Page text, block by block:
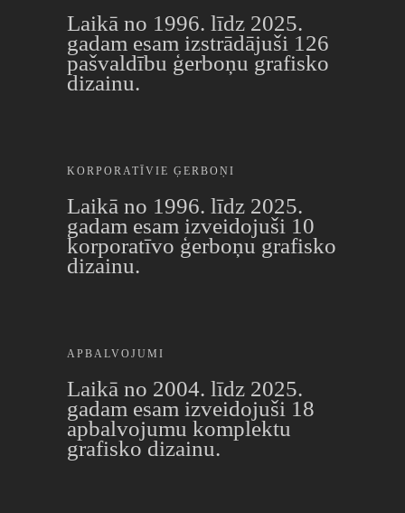
Laikā no 1996. līdz 2025.
gadam esam izstrādājuši 126
pašvaldību ģerboņu grafisko
dizainu.
KORPORATĪVIE ĢERBOŅI
Laikā no 1996. līdz 2025.
gadam esam izveidojuši 10
korporatīvo ģerboņu grafisko
dizainu.
APBALVOJUMI
Laikā no 2004. līdz 2025.
gadam esam izveidojuši 18
apbalvojumu komplektu
grafisko dizainu.